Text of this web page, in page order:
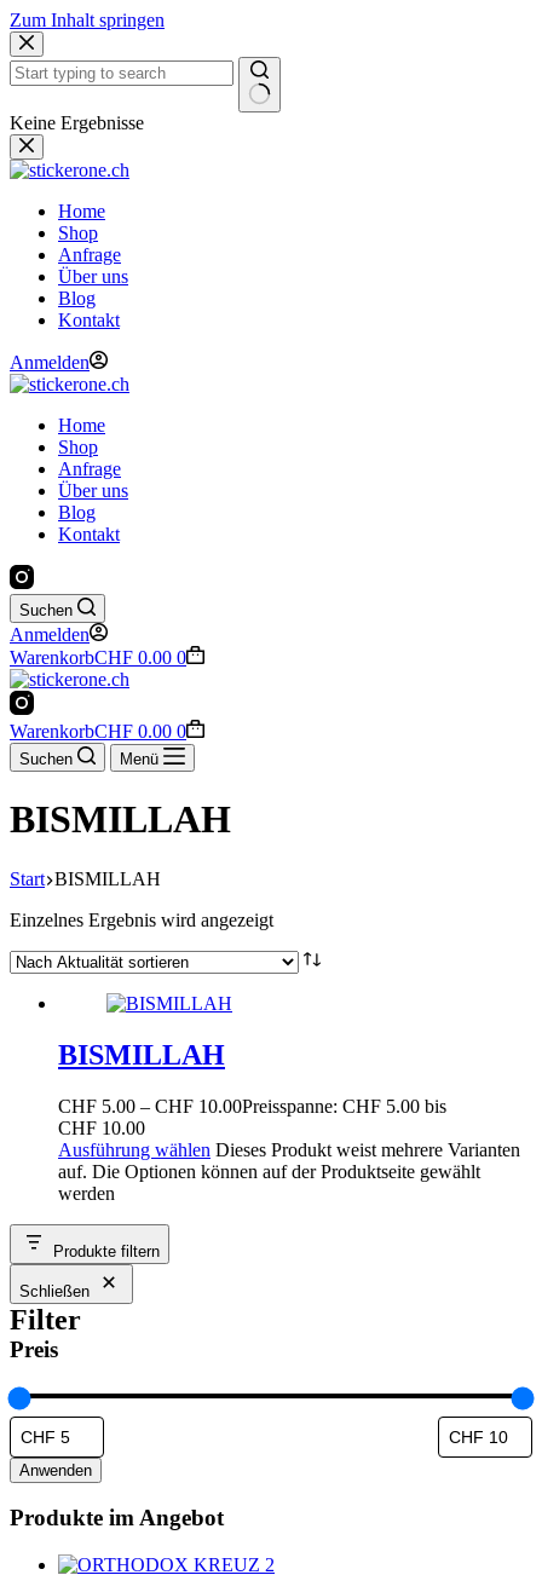
Zum Inhalt springen
Keine Ergebnisse
Home
Shop
Anfrage
Über uns
Blog
Kontakt
Anmelden
Home
Shop
Anfrage
Über uns
Blog
Kontakt
Suchen
Anmelden
WarenkorbCHF 0.00 0
WarenkorbCHF 0.00 0
Suchen Menü
BISMILLAH
Start BISMILLAH
Einzelnes Ergebnis wird angezeigt
BISMILLAH
CHF 5.00 – CHF 10.00Preisspanne: CHF 5.00 bis
CHF 10.00
Ausführung wählen Dieses Produkt weist mehrere Varianten
auf. Die Optionen können auf der Produktseite gewählt
werden
Produkte filtern
Schließen
Filter
Preis
Anwenden
Produkte im Angebot